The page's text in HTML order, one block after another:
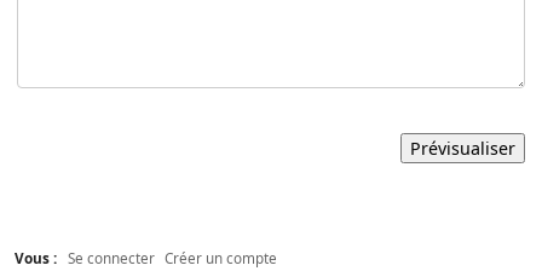
Vous : Se connecter Créer un compte